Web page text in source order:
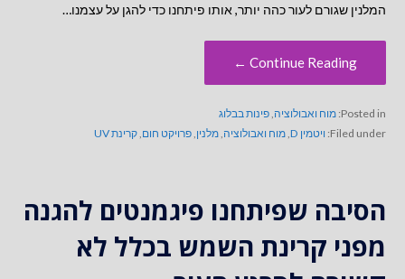
המלנין שגורם לעור כהה יותר, אותו פיתחנו כדי להגן על עצמנו…
Continue Reading ←
Posted in: מוח ואבולוציה,פינות בבלוג
Filed under: ויטמין D ,מוח ואבולוציה,מלנין,פרויקט חום,קרינת UV
הסיבה שפיתחנו פיגמנטים להגנה
מפני קרינת השמש בכלל לא